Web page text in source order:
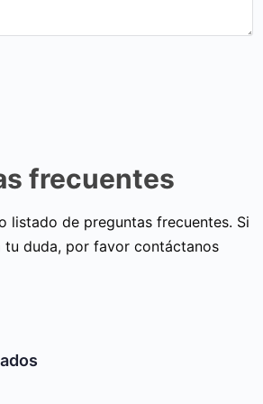
frecuentes
listado de preguntas frecuentes. Si
tu duda, por favor contáctanos